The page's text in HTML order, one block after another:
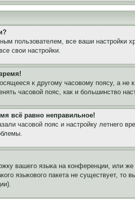
пользователем, все ваши
свои настройки.
к другому часовому поясу, а не
часовой пояс, как и большинство
всё равно неправильное!
часовой пояс и настройку летнего
вашего языка на конференции, или
языкового пакета не существует,